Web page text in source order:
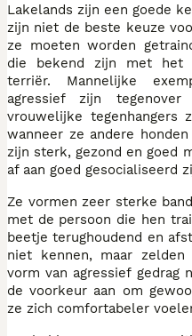
Lakelands zijn een goede
zijn niet de beste keuze
ze moeten worden
die bekend zijn met het
terriër. Mannelijke
agressief zijn
vrouwelijke tegenhangers
wanneer ze andere
zijn sterk, gezond en goed
af aan goed gesocialiseerd
Ze vormen zeer sterke
met de persoon die hen
beetje terughoudend en
niet kennen, maar
vorm van agressief gedrag
de voorkeur aan om
ze zich comfortabeler